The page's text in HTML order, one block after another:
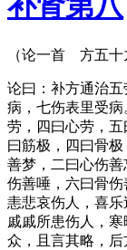
（论一首 方五十
论曰：补方通治
病，七伤表里受
劳，四曰心劳，
曰筋极，四曰骨
善梦，二曰心伤
伤善唾，六曰骨
恚悲哀伤人，喜乐
戚戚所患伤人，
众，且言其略，后